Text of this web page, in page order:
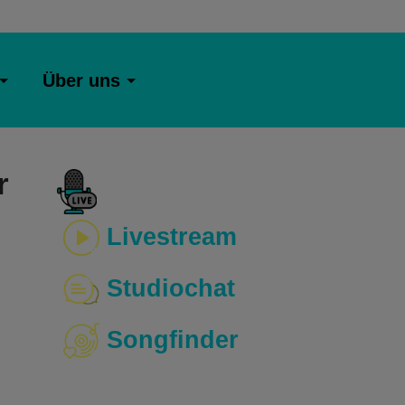
Über uns
Livestream
Studiochat
Songfinder